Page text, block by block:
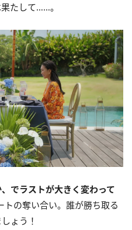
たして……。
でラストが大きく変わって
の奪い合い。誰が勝ち取る
ょう！